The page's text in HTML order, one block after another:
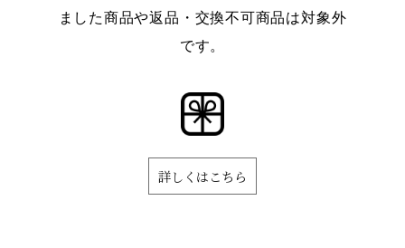
ました商品や返品・交換不可商品は対象外
です。
詳しくはこちら